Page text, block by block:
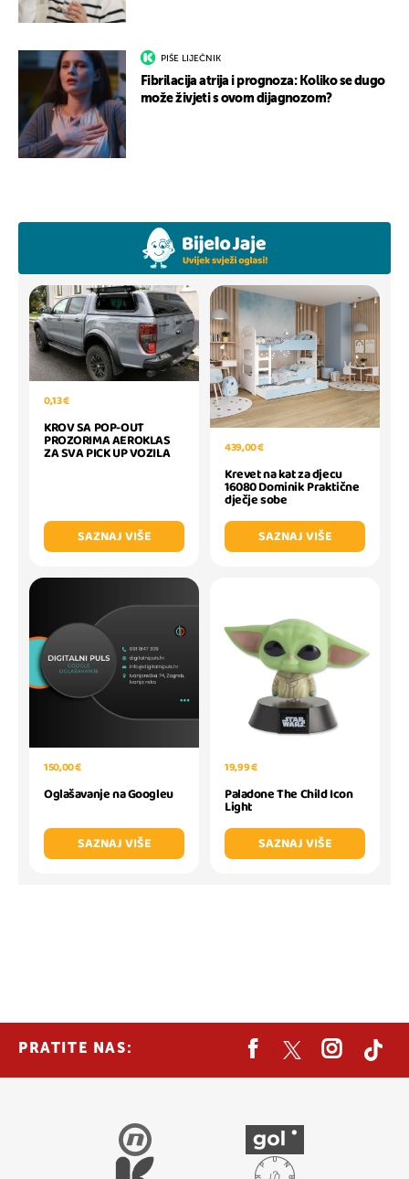
PIŠE LIJEČNIK
Fibrilacija atrija i prognoza: Koliko se dugo
može živjeti s ovom dijagnozom?
0,13 €
KROV SA POP-OUT
PROZORIMA AEROKLAS
ZA SVA PICK UP VOZILA
SAZNAJ VIŠE
439,00 €
Krevet na kat za djecu
16080 Dominik Praktične
dječje sobe
SAZNAJ VIŠE
150,00 €
Oglašavanje na Googleu
SAZNAJ VIŠE
19,99 €
Paladone The Child Icon
Light
SAZNAJ VIŠE
PRATITE NAS: